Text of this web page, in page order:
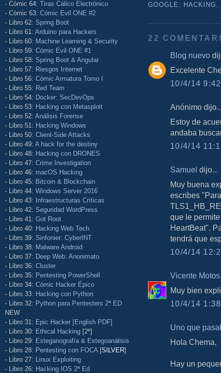
- Cómic 64: Tiras Cálico Electrónico
- Cómic 63: Cómic Evil ONE #2
- Libro 62: Spring Boot
- Libro 61: Arduino para Hackers
- Libro 60: Machine Learning & Security
- Libro 59: Cómic Evil ONE #1
- Libro 58: Spring Boot & Angular
- Libro 57: Riesgos Internet
- Libro 56: Cómic Armatura Tomo I
- Libro 55: Red Team
- Libro 54: Docker: SecDevOps
- Libro 53: Hacking con Metasploit
- Libro 52: Análisis Forense
- Libro 51: Hacking Windows
- Libro 50: Client-Side Attacks
- Libro 49: A hack for the destiny
- Libro 48: Hacking con DRONES
- Libro 47: Crime Investigation
- Libro 46: macOS Hacking
- Libro 45: Bitcoin & Blockchain
- Libro 44: Windows Server 2016
- Libro 43: Infraestructuras Críticas
- Libro 42: Seguridad WordPress
- Libro 41: Got Root
- Libro 40: Hacking Web Tech
- Libro 39: Sinfonier: CyberINT
- Libro 38: Malware Android
- Libro 37: Deep Web: Anonimato
- Libro 36: Cluster
- Libro 35: Pentesting PowerShell
- Libro 34: Cómic Hacker Épico
- Libro 33: Hacking con Python
- Libro 32: Python para Pentesters 2ª ED
NEW
- Libro 31: Epic Hacker [English PDF]
- Libro 30: Ethical Hacking [2ª]
- Libro 29: Esteganografía & Estegoanálisis
- Libro 28: Pentesting con FOCA [SILVER]
- Libro 27: Linux Exploiting
- Libro 26: Hacking IOS 2ª Ed
GOOGLE , HACKING ,
22
Blog nuevo
Excelente
10/4/14
Anónimo
Estoy de
andaba
10/4/14
Samuel dijo...
Muy buena
escribes
que le
HeartBeat".
tendrá que
10/4/14
Vicente Motos
Muy bien
10/4/14
Uno que
Hola Chema,
Hay un